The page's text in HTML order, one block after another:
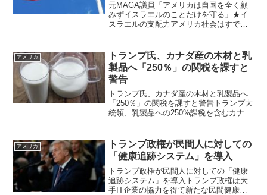
元MAGA議員「アメリカは自国を全く顧
みずイスラエルのことだけを守る」★イ
スラエルの支配力アメリカ社会はすでに
ってイスラエルのロビーが影響力を持っ
ているかは昔から興味の...
アメリカ
トランプ氏、カナダ産の木材と乳
製品へ「250％」の関税を課すと
警告
トランプ氏、カナダ産の木材と乳製品へ
「250％」の関税を課すと警告トランプ大
統領、乳製品への250%課税を含むカナダ
的に 25％の厳しい関税を 1か月間猶予す
るとした翌...
アメリカ
トランプ政権が民間人に対しての
「健康追跡システム」を導入
トランプ政権が民間人に対しての「健康
追跡システム」を導入トランプ政権は大
手IT企業の協力を得て新たな民間健康追